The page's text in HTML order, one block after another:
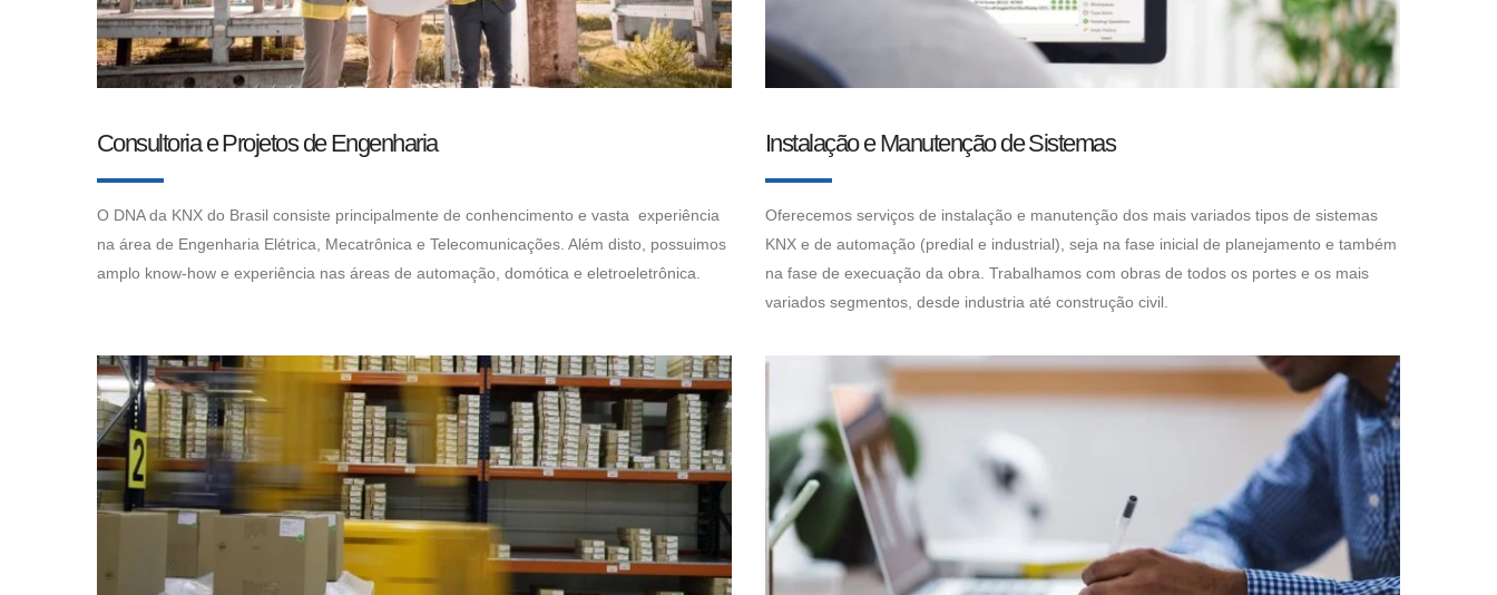
Consultoria e Projetos de Engenharia
O DNA da KNX do Brasil consiste principalmente de conhencimento e vasta experiência
na área de Engenharia Elétrica, Mecatrônica e Telecomunicações. Além disto, possuimos
amplo know-how e experiência nas áreas de automação, domótica e eletroeletrônica.
Instalação e Manutenção de Sistemas
Oferecemos serviços de instalação e manutenção dos mais variados tipos de sistemas
KNX e de automação (predial e industrial), seja na fase inicial de planejamento e também
na fase de execuação da obra. Trabalhamos com obras de todos os portes e os mais
variados segmentos, desde industria até construção civil.